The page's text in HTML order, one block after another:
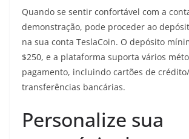
Quando se sentir confortável com a
demonstração, pode proceder ao
na sua conta TeslaCoin. O depósito
$250, e a plataforma suporta vários
pagamento, incluindo cartões de
transferências bancárias.
Personalize sua